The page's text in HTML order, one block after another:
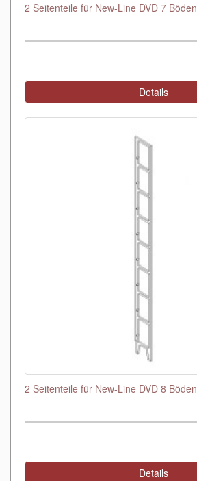
2 Seitenteile für New-Line DVD 7 Böden
Details
2 Seitenteile für New-Line DVD 8 Böden
Details